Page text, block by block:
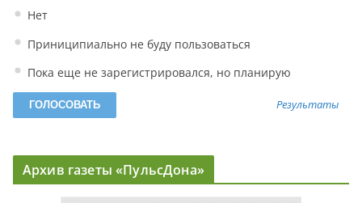
Нет
Приниципиально не буду пользоваться
Пока еще не зарегистрировался, но планирую
Результаты
Архив газеты «ПульсДона»